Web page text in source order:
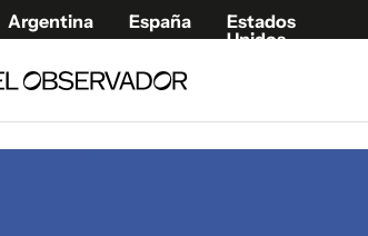
Argentina España
Estados
Unidos